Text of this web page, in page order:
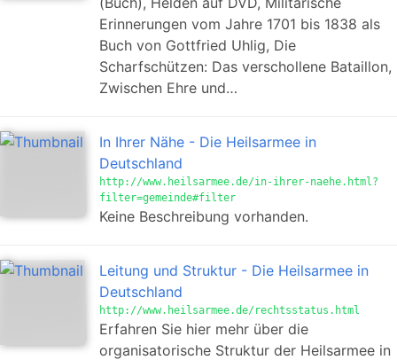
Erinnerungen vom Jahre 1701 bis 1838 als
Buch von Gottfried Uhlig, Die
Scharfschützen: Das verschollene Bataillon,
Zwischen Ehre und…
In Ihrer Nähe - Die Heilsarmee in
Deutschland
http://www.heilsarmee.de/in-ihrer-naehe.html?
filter=gemeinde#filter
Keine Beschreibung vorhanden.
Leitung und Struktur - Die Heilsarmee in
Deutschland
http://www.heilsarmee.de/rechtsstatus.html
Erfahren Sie hier mehr über die
organisatorische Struktur der Heilsarmee in